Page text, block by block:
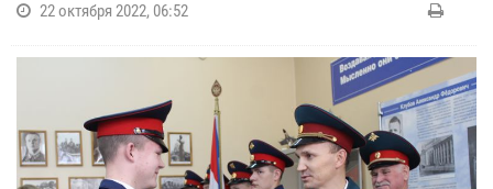
22 октября 2022, 06:52